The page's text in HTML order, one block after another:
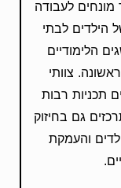
מונחים לעבודה
הילדים לבתי
הלימודיים
צוותי
תכניות רבות
גם בחיזוק
והעמקת